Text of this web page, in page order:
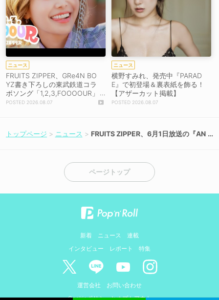
ニュース
FRUITS ZIPPER、GRe4N BO
YZ書き下ろしの東武鉄道コラ
ボソング「1,2,3,FOOOOUR」
をリリース＆MV公開！
2026.08.07
ニュース
横野すみれ、発売中『PARAD
E』で初登場＆裏表紙を飾る！
【アザーカット掲載】
2026.08.07
トップページ ニュース
FRUITS ZIPPER、6月1日放送の『AN
ページトップ
新着 ニュース
連載
インタビュー
レポート 特集
運営会社
お問い合わせ
Cookieポリシーとオプトアウト